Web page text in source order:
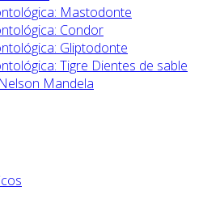
Mastodonte
Condor
Gliptodonte
Tigre Dientes de sable
Mandela